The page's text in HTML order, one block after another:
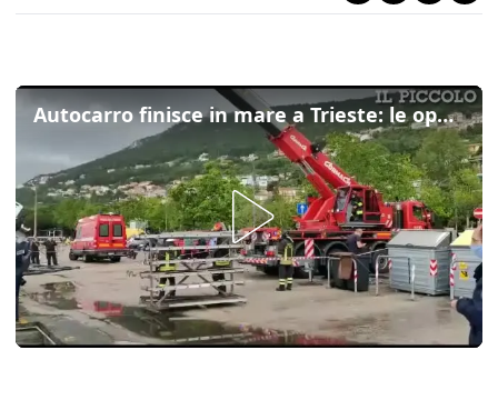
Autocarro finisce in mare a Trieste: le operazioni di recupero